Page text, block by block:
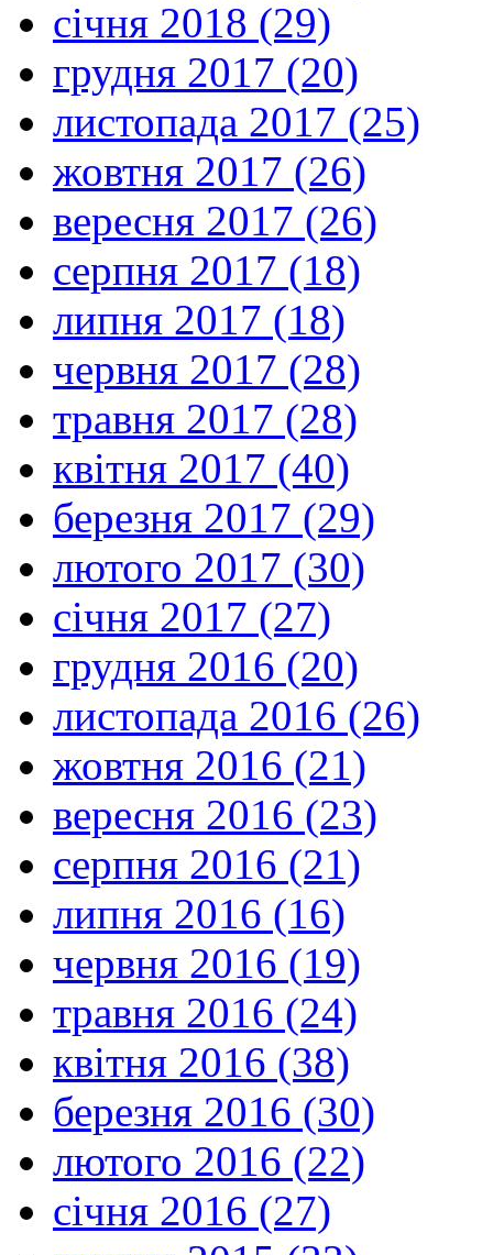
січня 2018 (29)
грудня 2017 (20)
листопада 2017 (25)
жовтня 2017 (26)
вересня 2017 (26)
серпня 2017 (18)
липня 2017 (18)
червня 2017 (28)
травня 2017 (28)
квітня 2017 (40)
березня 2017 (29)
лютого 2017 (30)
січня 2017 (27)
грудня 2016 (20)
листопада 2016 (26)
жовтня 2016 (21)
вересня 2016 (23)
серпня 2016 (21)
липня 2016 (16)
червня 2016 (19)
травня 2016 (24)
квітня 2016 (38)
березня 2016 (30)
лютого 2016 (22)
січня 2016 (27)